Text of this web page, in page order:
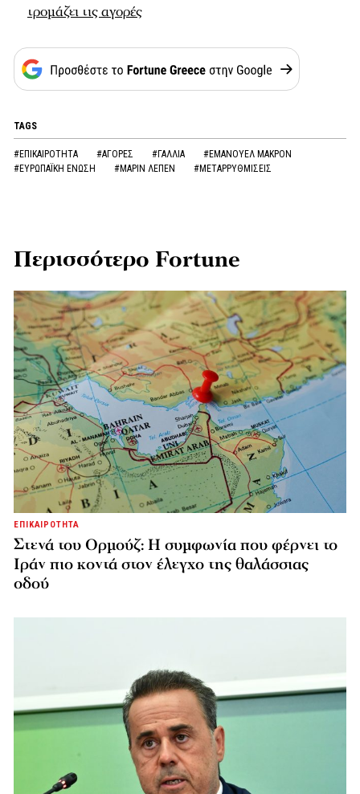
τρομάζει τις αγορές
TAGS
#ΕΠΙΚΑΙΡΟΤΗΤΑ #ΑΓΟΡΕΣ #ΓΑΛΛΙΑ
#ΕΜΑΝΟΥΕΛ ΜΑΚΡΟΝ
#ΕΥΡΩΠΑΪΚΗ ΕΝΩΣΗ
#ΜΑΡΙΝ ΛΕΠΕΝ #ΜΕΤΑΡΡΥΘΜΙΣΕΙΣ
Περισσότερο Fortune
ΕΠΙΚΑΙΡΟΤΗΤΑ
Στενά του Ορμούζ: Η συμφωνία που φέρνει το
Ιράν πιο κοντά στον έλεγχο της θαλάσσιας
οδού